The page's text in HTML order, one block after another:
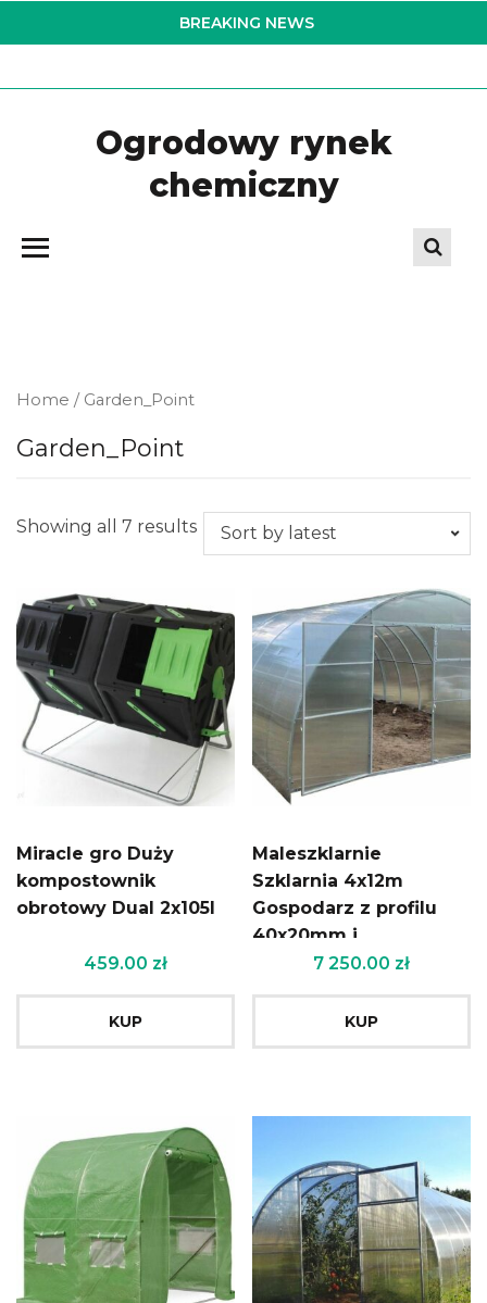
to
BREAKING NEWS
Ogrodowy rynek
chemiczny
Home / Garden_Point
Garden_Point
Showing all 7 results
Miracle gro Duży
kompostownik
obrotowy Dual 2x105l
459.00 zł
KUP
Maleszklarnie
Szklarnia 4x12m
Gospodarz z profilu
40x20mm i
poliwęglanu Zbiory+
7 250.00 zł
KUP